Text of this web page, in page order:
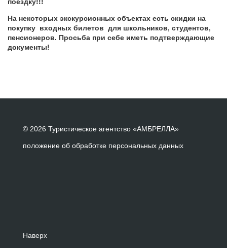
На некоторых экскурсионных объектах есть скидки на
покупку входных билетов для школьников, студентов,
пенсионеров. Просьба при себе иметь подтверждающие
документы!
© 2026 Туристическое агентство «АМБРЕЛЛА»
положение об обработке персональных данных
Наверх